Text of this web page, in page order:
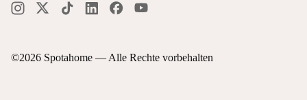
©2026 Spotahome — Alle Rechte vorbehalten